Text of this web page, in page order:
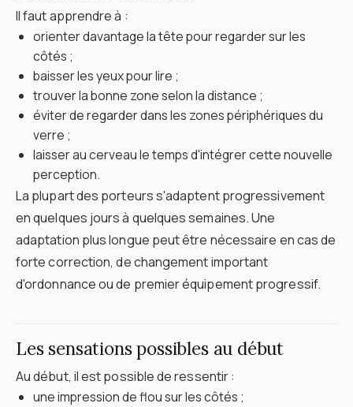
Il faut apprendre à :
orienter davantage la tête pour regarder sur les
côtés ;
baisser les yeux pour lire ;
trouver la bonne zone selon la distance ;
éviter de regarder dans les zones périphériques du
verre ;
laisser au cerveau le temps d'intégrer cette nouvelle
perception.
La plupart des porteurs s'adaptent progressivement
en quelques jours à quelques semaines. Une
adaptation plus longue peut être nécessaire en cas de
forte correction, de changement important
d'ordonnance ou de premier équipement progressif.
Les sensations possibles au début
Au début, il est possible de ressentir :
une impression de flou sur les côtés ;